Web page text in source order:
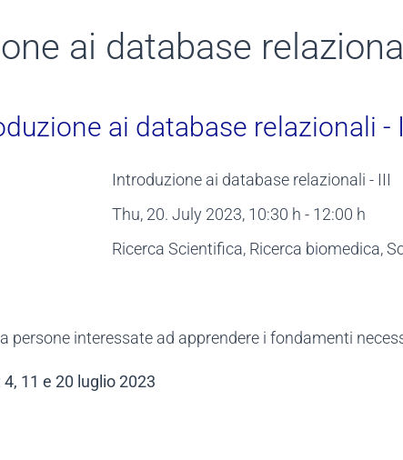
ai database
ai database relazionali -
Introduzione ai database relazionali - III
Thu, 20. July 2023, 10:30 h - 12:00 h
Ricerca Scientifica, Ricerca biomedica,
persone interessate ad apprendere i fondamenti
11 e 20 luglio 2023